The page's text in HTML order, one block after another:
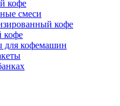
кофе
смеси
кофе
кофе
для кофемашин